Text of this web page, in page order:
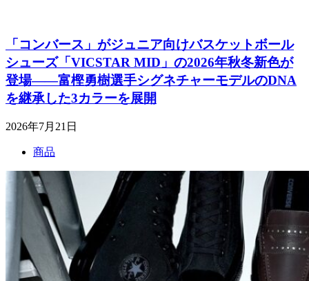
「コンバース」がジュニア向けバスケットボール
シューズ「VICSTAR MID」の2026年秋冬新色が
登場――富樫勇樹選手シグネチャーモデルのDNA
を継承した3カラーを展開
2026年7月21日
商品